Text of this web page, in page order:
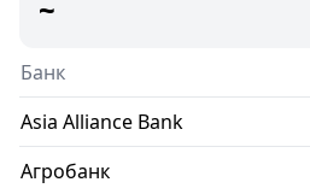
~
Банк
Asia Alliance Bank
Агробанк